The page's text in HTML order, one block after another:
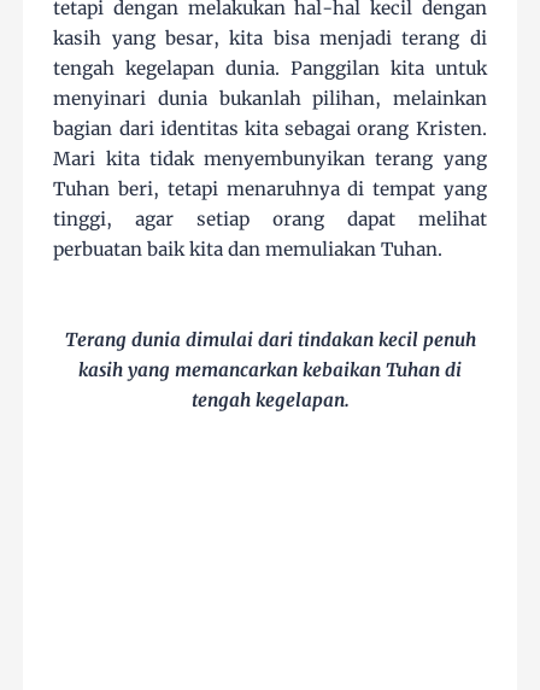
tetapi dengan melakukan hal-hal kecil dengan
kasih yang besar, kita bisa menjadi terang di
tengah kegelapan dunia. Panggilan kita untuk
menyinari dunia bukanlah pilihan, melainkan
bagian dari identitas kita sebagai orang Kristen.
Mari kita tidak menyembunyikan terang yang
Tuhan beri, tetapi menaruhnya di tempat yang
tinggi, agar setiap orang dapat melihat
perbuatan baik kita dan memuliakan Tuhan.
Terang dunia dimulai dari tindakan kecil penuh
kasih yang memancarkan kebaikan Tuhan di
tengah kegelapan.